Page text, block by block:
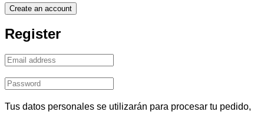
Create an account
Register
Tus datos personales se utilizarán para procesar tu pedido,